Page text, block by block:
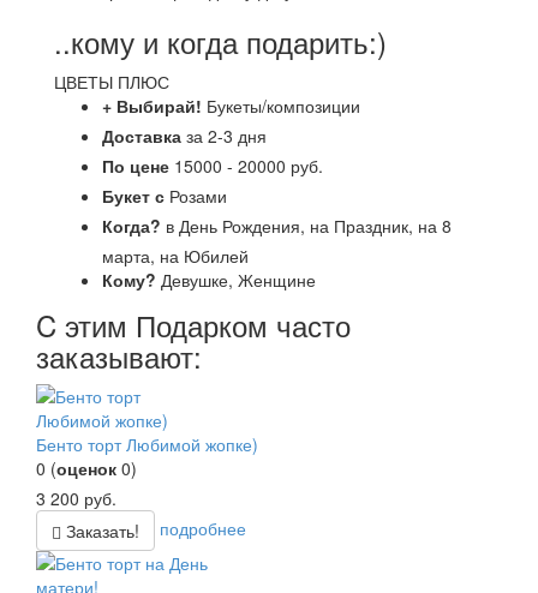
..кому и когда подарить:)
ЦВЕТЫ ПЛЮС
+ Выбирай! Букеты/композиции
Доставка за 2-3 дня
По цене 15000 - 20000 руб.
Букет с Розами
Когда? в День Рождения, на Праздник, на 8
марта, на Юбилей
Кому? Девушке, Женщине
C этим Подарком часто
заказывают:
Бенто торт Любимой жопке)
0 (оценок 0)
3 200 руб.
Заказать!
подробнее